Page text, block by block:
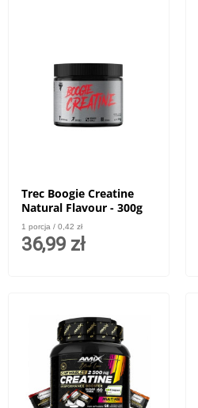
Trec Boogie Creatine
Natural Flavour - 300g
1 porcja / 0,42 zł
36,99 zł